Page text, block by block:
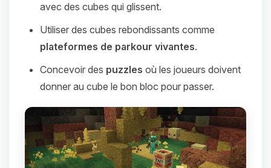
avec des cubes qui glissent.
Utiliser des cubes rebondissants comme
plateformes de parkour vivantes.
Concevoir des puzzles où les joueurs doivent
donner au cube le bon bloc pour passer.